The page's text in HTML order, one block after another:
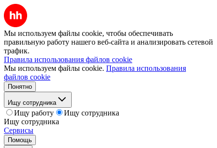
Мы используем файлы cookie, чтобы обеспечивать
правильную работу нашего веб-сайта и анализировать сетевой
трафик.
Правила использования файлов cookie
Мы используем файлы cookie. Правила использования
файлов cookie
Понятно
Ищу сотрудника
Ищу работу
Ищу сотрудника
Ищу сотрудника
Сервисы
Помощь